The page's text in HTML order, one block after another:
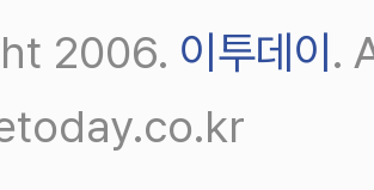
2006. 이투데이.